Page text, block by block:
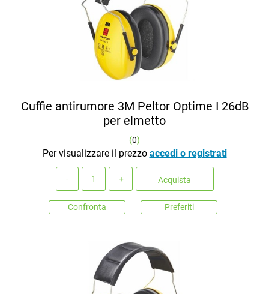
Cuffie antirumore 3M Peltor Optime I 26dB
per elmetto
(0)
Per visualizzare il prezzo accedi o registrati
Acquista
Confronta Preferiti